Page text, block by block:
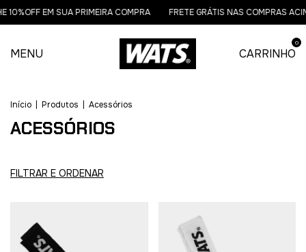
EM SUA PRIMEIRA COMPRA FRETE GRÁTIS NAS COMPRAS ACIMA
MENU CARRINHO
0
Início Produtos Acessórios
ACESSÓRIOS
FILTRAR E ORDENAR